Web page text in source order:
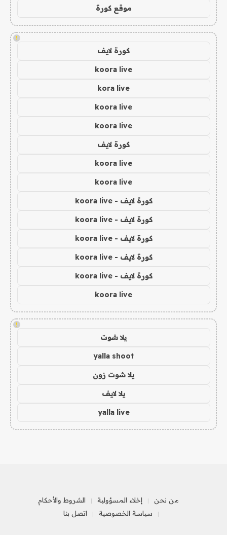
موقع كورة
!
كورة لايف
koora live
kora live
koora live
koora live
كورة لايف
koora live
koora live
كورة لايف - koora live
كورة لايف - koora live
كورة لايف - koora live
كورة لايف - koora live
كورة لايف - koora live
koora live
!
يلا شوت
yalla shoot
يلا شوت زون
يلا لايف
yalla live
من نحن إخلاء المسؤولية
الشروط والأحكام
سياسة الخصوصية
اتصل بنا